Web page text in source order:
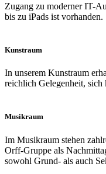
Zugang zu moderner IT-
bis zu iPads ist vorhanden.
Kunstraum
In unserem Kunstraum
reichlich Gelegenheit, sich
Musikraum
Im Musikraum stehen
Orff-Gruppe als
sowohl Grund- als auch